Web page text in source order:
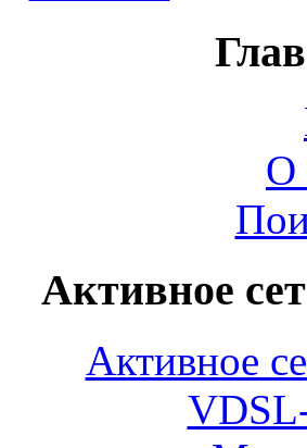
О
Активное
Активное